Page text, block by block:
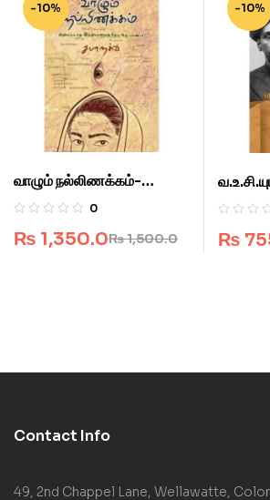
-10%
வாழும் நல்லிணக்கம்-
அறியப்படாத இந்தியாவைத்
0
₨1,500.0
₨ 1,350.0
-10%
ரூபாய்
₨
Contact Info
49, 2nd Chappel Lane, Wellawatte,